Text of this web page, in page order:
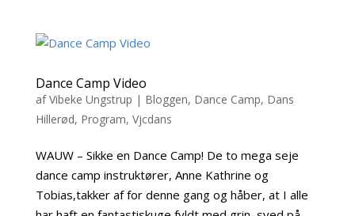
Dance Camp Video
afVibeke Ungstrup | Bloggen, Dance Camp, Dans
Hillerød, Program, Vjcdans
WAUW – Sikke en Dance Camp! De to mega seje
dance camp instruktører, Anne Kathrine og
Tobias,takker af for denne gang og håber, at I alle